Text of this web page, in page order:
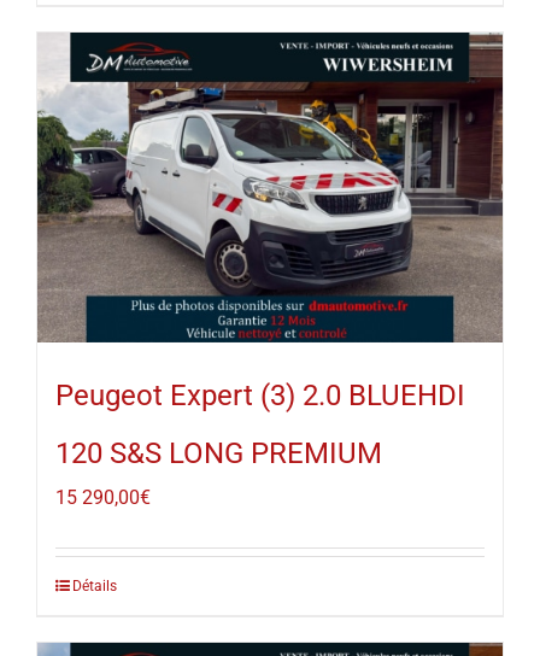
Peugeot Expert (3) 2.0 BLUEHDI
120 S&S LONG PREMIUM
15 290,00€
Détails